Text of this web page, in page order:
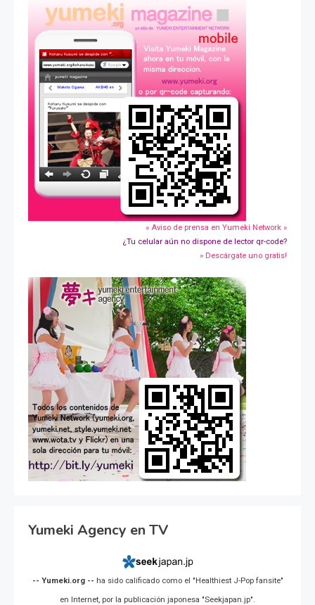
» Aviso de prensa en Yumeki Network »
¿Tu celular aún no dispone de lector qr-code?
» Descárgate uno gratis!
Yumeki Agency en TV
-- Yumeki.org -- ha sido calificado como el "Healthiest J-Pop fansite"
en Internet, por la publicación japonesa "Seekjapan.jp".